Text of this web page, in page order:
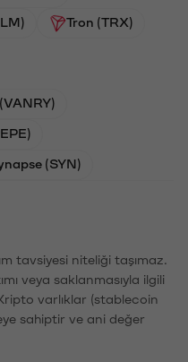
Tron (TRX)
(SYN)
tavsiyesi niteliği taşımaz.
veya saklanmasıyla ilgili
varlıklar (stablecoin
sahiptir ve ani değer